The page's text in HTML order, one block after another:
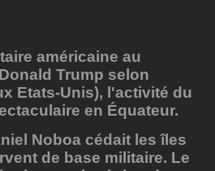
américaine au
Trump selon
Etats-Unis), l'activité du
en Équateur.
Noboa cédait les îles
de base militaire. Le